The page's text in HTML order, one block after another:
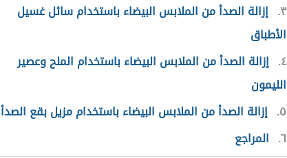
٣ إزالة الصدأ من الملابس البيضاء باستخدام سائل غسيل
الأطباق
٤ إزالة الصدأ من الملابس البيضاء باستخدام الملح وعصير
الليمون
٥ إزالة الصدأ من الملابس البيضاء باستخدام مزيل بقع الصدأ
٦ المراجع